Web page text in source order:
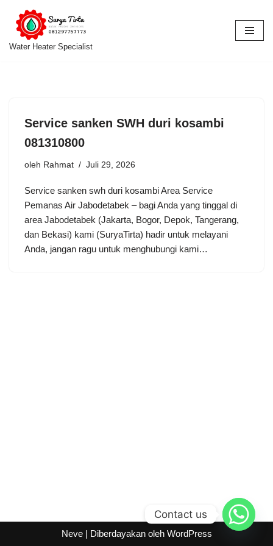
Lompat
ke
Water Heater Specialist
Service sanken SWH duri kosambi
081310800
oleh Rahmat Juli 29, 2026
Service sanken swh duri kosambi Area Service
Pemanas Air Jabodetabek – bagi Anda yang tinggal di
area Jabodetabek (Jakarta, Bogor, Depok, Tangerang,
dan Bekasi) kami (SuryaTirta) hadir untuk melayani
Anda, jangan ragu untuk menghubungi kami…
Neve| Diberdayakan oleh WordPress
Contact us